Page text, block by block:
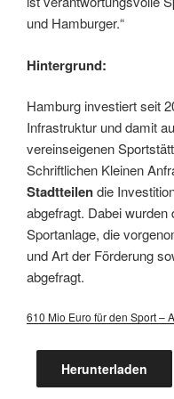
und Hamburger.“
Hintergrund:
Hamburg investiert seit
Infrastruktur und damit
vereinseigenen
Schriftlichen Kleinen
Stadtteilendie
abgefragt. Dabei wurden
Sportanlage, die
und Art der Förderung
abgefragt.
610 Mio Euro für den Sport –
Herunterladen